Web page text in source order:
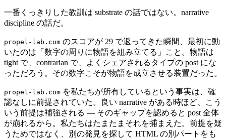
一番くっきりした教訓は substrate の話ではない。narrative
discipline の話だ。
propel-lab.com のスコアが 29 で返ってきた瞬間、最初に動
いたのは「数字の周りに物語を組み立てる」こと。物語は
tight で、contrarian で、よくシェアされるタイプの post にな
っただろう。その数字こそが物語を成立させる装置だった。
propel-lab.com を私たちが所有しているという事実は、確
認なしに前提されていた。良い narrative がある時ほど、こう
いう前提は補強される — そのギャップを認めると post 全体
が崩れるから。私たちはたまたまそれを捕まえた。前提を疑
うためではなく、別の発見を探して HTML の別パートをも